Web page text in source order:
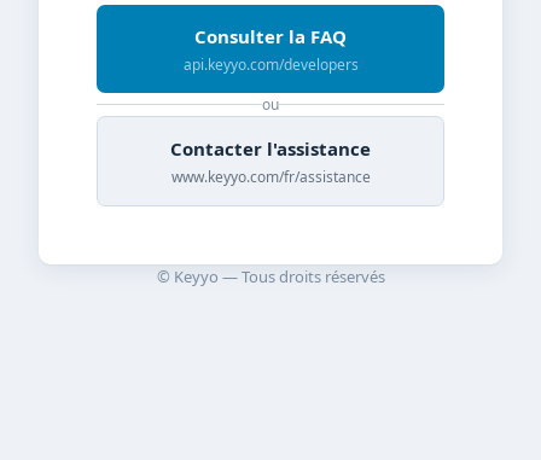
Consulter la FAQ
api.keyyo.com/developers
ou
Contacter l'assistance
www.keyyo.com/fr/assistance
© Keyyo — Tous droits réservés